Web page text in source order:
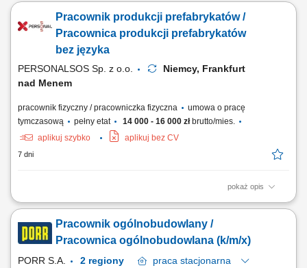
oraz innych bieżących zadaniach ciesielskich. Wykonywanie prostych,
pomocniczych robót fizycznych wspierających procesy budowlane.
Pracownik produkcji prefabrykatów /
Pracownica produkcji prefabrykatów
bez języka
PERSONALSOS Sp. z o.o.
Niemcy, Frankfurt
nad Menem
pracownik fizyczny / pracowniczka fizyczna
umowa o pracę
tymczasową
pełny etat 14 000 - 16 000 złbrutto/mies.
aplikuj szybko
aplikuj bez CV
7 dni
pokaż opis
Zakres obowiązków: Przygotowanie stali zbrojeniowej poprzez cięcie,
analiza dokumentacji wykonawczej; Osadzanie zbrojenia w formach do
produkcji prefabrykatów; Przygotowanie stanowisk formierskich,
Pracownik ogólnobudowlany /
Pracownica ogólnobudowlana (k/m/x)
PORR S.A. praca stacjonarna